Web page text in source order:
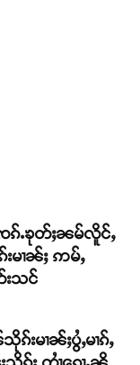
ၸၵ်ႉၶုတ်ႈၼမ်လိူင်ႇ
မၢၼ်ႈ ဢမ်ႇ
းသင်
ၵ်းမၢၼ်ႈပွႆႇမၢၵ်ႇ